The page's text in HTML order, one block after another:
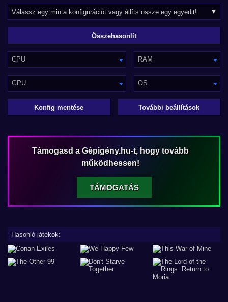
CPU RAM
GPU OS
Konfig mentése További beállítások
Támogasd a Gépigény.hu-t, hogy tovább
működhessen!
TÁMOGATÁS
Hasonló játékok: